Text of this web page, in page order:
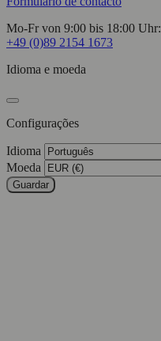
Mo-Fr von 9:00 bis 18:00 Uhr:
+49 (0)89 2154 1673
Idioma e moeda
Configurações
Idioma
Moeda
Guardar